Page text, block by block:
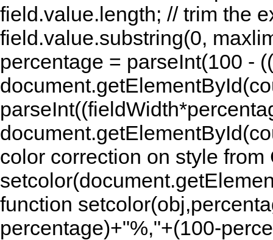
field.value.length; // trim the
field.value.substring(0,
percentage = parseInt(100 -
color correction on style
function
percentage)+"%,"+(100-